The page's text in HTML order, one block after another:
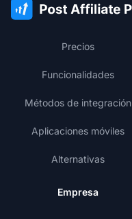
Precios
Funcionalidades
Métodos de integración
Aplicaciones móviles
Alternativas
Empresa